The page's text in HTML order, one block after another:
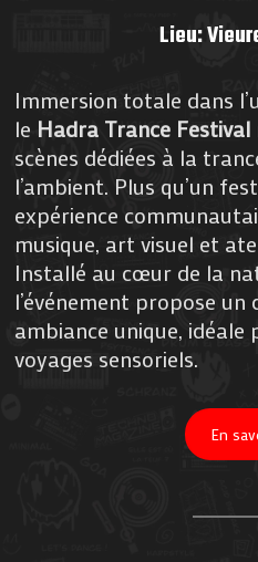
Lieu:
Immersion totale dans
le Hadra Trance Festival
scènes dédiées à la
l’ambient. Plus qu’un
expérience
musique, art visuel et
Installé au cœur de la
l’événement propose
ambiance unique,
voyages sensoriels.
En